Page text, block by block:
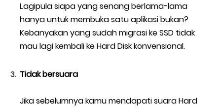
Lagipula siapa yang senang berlama-lama
hanya untuk membuka satu aplikasi bukan?
Kebanyakan yang sudah migrasi ke SSD tidak
mau lagi kembali ke Hard Disk konvensional.
Tidak bersuara
Jika sebelumnya kamu mendapati suara Hard